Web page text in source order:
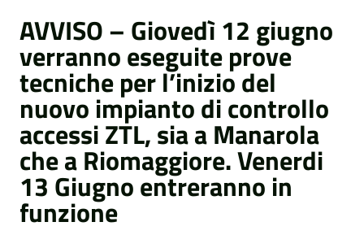
AVVISO – Giovedì 12 giugno
verranno eseguite prove
tecniche per l’inizio del
nuovo impianto di controllo
accessi ZTL, sia a Manarola
che a Riomaggiore. Venerdi
13 Giugno entreranno in
funzione